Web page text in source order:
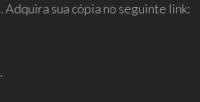
sua cópia no seguinte link: